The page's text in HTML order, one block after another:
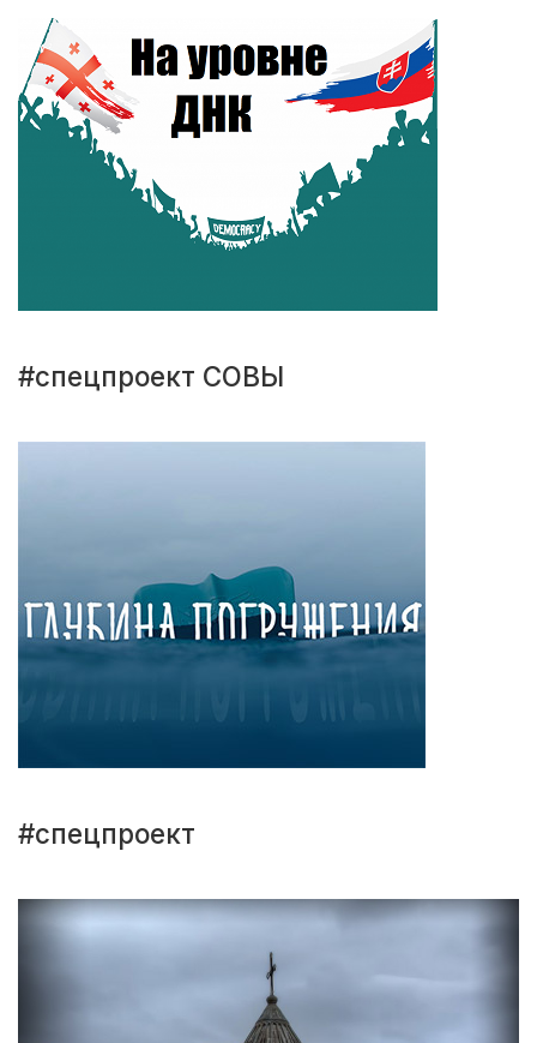
#спецпроект СОВЫ
#спецпроект